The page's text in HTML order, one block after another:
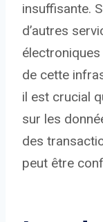
insuffisante.
d’autres
électroniques
de cette
il est crucial
sur les
des
peut être